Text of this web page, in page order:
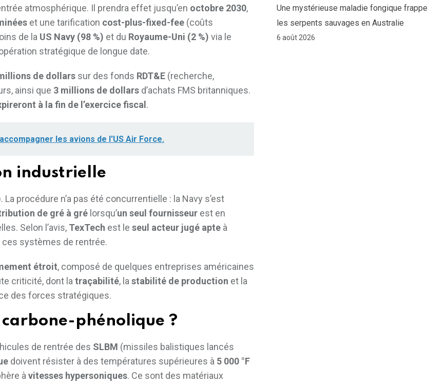
atmosphérique. Il prendra effet jusqu’en octobre 2030,
et une tarification cost-plus-fixed-fee (coûts
de la US Navy (98 %) et du Royaume-Uni (2 %) via le
stratégique de longue date.
de dollars sur des fonds RDT&E (recherche,
ainsi que 3 millions de dollars d’achats FMS britanniques.
à la fin de l’exercice fiscal .
les avions de l'US Air Force.
industrielle
. La procédure n’a pas été concurrentielle : la Navy s’est
de gré à gré lorsqu’un seul fournisseur est en
Selon l’avis, TexTech est le seul acteur jugé apte à
systèmes de rentrée.
étroit, composé de quelques entreprises américaines
criticité, dont latraçabilité, lastabilité de production et la
des forces stratégiques.
phénolique ?
de rentrée des SLBM (missiles balistiques lancés
doivent résister à des températures supérieures à 5 000 °F
àvitesses hypersoniques. Ce sont des matériaux
Une mystérieuse maladie fongique frappe
les serpents sauvages en Australie
6 août 2026